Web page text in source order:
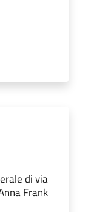
di via
Frank